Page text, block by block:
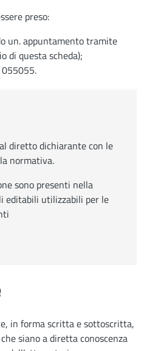
preso:
un. appuntamento tramite
di questa scheda);
diretto dichiarante con le
normativa.
sono presenti nella
editabili utilizzabili per le
in forma scritta e sottoscritta,
siano a diretta conoscenza